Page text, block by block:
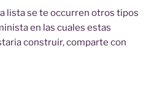
lista se te occurren otros tipos
en las cuales estas
construir, comparte con